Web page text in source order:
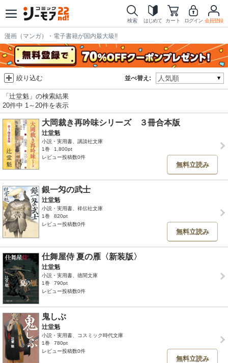
検索 はじめて カート ログイン 会員登録
漫画（マンガ）・電子書籍が国内最大級!!
並べ替え:
絞り込む
「辻堂魁」の検索結果
20件中 1～20件を表示
大岡裁き再吟味シリーズ ３冊合本版
辻堂魁
小説・実用書、講談社文庫
1巻
1,800pt
レビュー投稿数0件
無料立読み
銀一匁の武士
辻堂魁
小説・実用書、祥伝社文庫
1巻
820pt
レビュー投稿数0件
無料立読み
仕舞屋侍 夏の雁〈新装版〉
辻堂魁
小説・実用書、徳間文庫
1巻
790pt
レビュー投稿数0件
鬼しぶ
辻堂魁
小説・実用書、コスミック時代文庫
1巻
780pt
レビュー投稿数0件
無料立読み